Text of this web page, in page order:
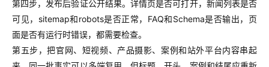
第四步，发布后验证公开结果。详情页是否可打开，新闻列表是否
可见，sitemap和robots是否正常，FAQ和Schema是否输出，页
面是否有运行时错误，都需要检查。
第五步，把官网、短视频、产品摄影、案例和站外平台内容串起